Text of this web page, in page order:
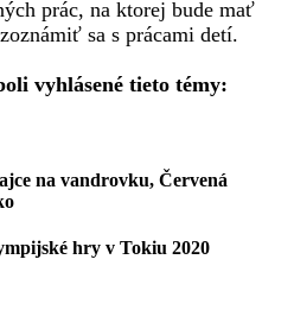
prác, na ktorej bude mať
sa s prácami detí.
vyhlásené tieto témy:
na vandrovku, Červená
hry v Tokiu 2020